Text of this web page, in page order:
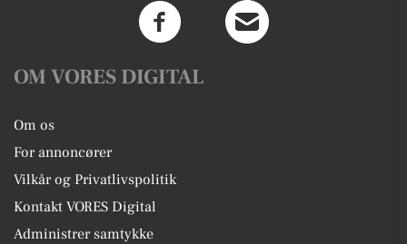
OM VORES DIGITAL
Om os
For annoncører
Vilkår og Privatlivspolitik
Kontakt VORES Digital
Administrer samtykke